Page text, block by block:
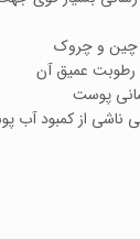
چین و چروک
عمیق آن
پوست
از کمبود آب